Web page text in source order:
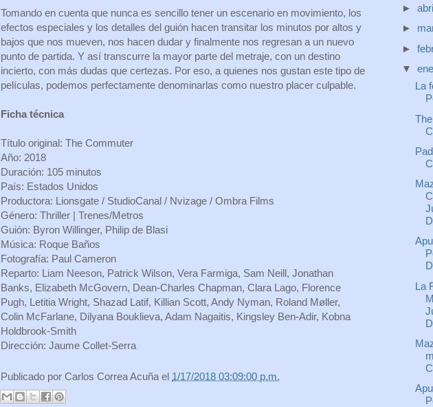
Tomando en cuenta que nunca es sencillo tener un escenario en movimiento, los
efectos especiales y los detalles del guión hacen transitar los minutos por altos y
bajos que nos mueven, nos hacen dudar y finalmente nos regresan a un nuevo
punto de partida. Y así transcurre la mayor parte del metraje, con un destino
incierto, con más dudas que certezas. Por eso, a quienes nos gustan este tipo de
películas, podemos perfectamente denominarlas como nuestro placer culpable.
Ficha técnica
Título original: The Commuter
Año: 2018
Duración: 105 minutos
País: Estados Unidos
Productora: Lionsgate / StudioCanal / Nvizage / Ombra Films
Género: Thriller | Trenes/Metros
Guión: Byron Willinger, Philip de Blasi
Música: Roque Baños
Fotografía: Paul Cameron
Reparto: Liam Neeson, Patrick Wilson, Vera Farmiga, Sam Neill, Jonathan
Banks, Elizabeth McGovern, Dean-Charles Chapman, Clara Lago, Florence
Pugh, Letitia Wright, Shazad Latif, Killian Scott, Andy Nyman, Roland Møller,
Colin McFarlane, Dilyana Bouklieva, Adam Nagaitis, Kingsley Ben-Adir, Kobna
Holdbrook-Smith
Dirección: Jaume Collet-Serra
Publicado por Carlos Correa Acuña el 1/17/2018 03:09:00 p.m.
►
►
►
▼
La
La